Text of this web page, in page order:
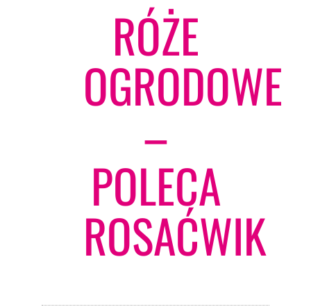
RÓŻE
OGRODOWE
–
POLECA
ROSAĆWIK